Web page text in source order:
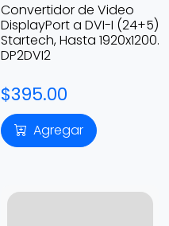
Convertidor de Video
DisplayPort a DVI-I (24+5)
Startech, Hasta 1920x1200.
DP2DVI2
$395.00
Agregar